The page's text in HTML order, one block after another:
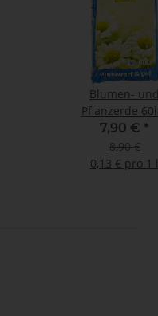
Blumen- und
Pflanzerde
preiswert & gut
7,90 € *
8,90 €
0,13 € pro 1 l